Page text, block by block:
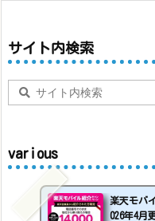
サイト内検索
various
楽天モバ
026年4月